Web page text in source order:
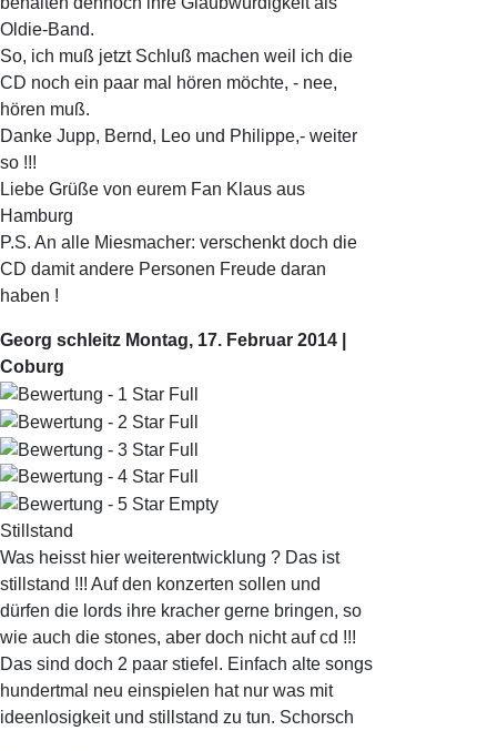
Oldie-Band.
So, ich muß jetzt Schluß machen weil ich die
CD noch ein paar mal hören möchte, - nee,
hören muß.
Danke Jupp, Bernd, Leo und Philippe,- weiter
so !!!
Liebe Grüße von eurem Fan Klaus aus
Hamburg
P.S. An alle Miesmacher: verschenkt doch die
CD damit andere Personen Freude daran
haben !
Georg schleitz Montag, 17. Februar 2014 |
Coburg
Stillstand
Was heisst hier weiterentwicklung ? Das ist
stillstand !!! Auf den konzerten sollen und
dürfen die lords ihre kracher gerne bringen, so
wie auch die stones, aber doch nicht auf cd !!!
Das sind doch 2 paar stiefel. Einfach alte songs
hundertmal neu einspielen hat nur was mit
ideenlosigkeit und stillstand zu tun. Schorsch